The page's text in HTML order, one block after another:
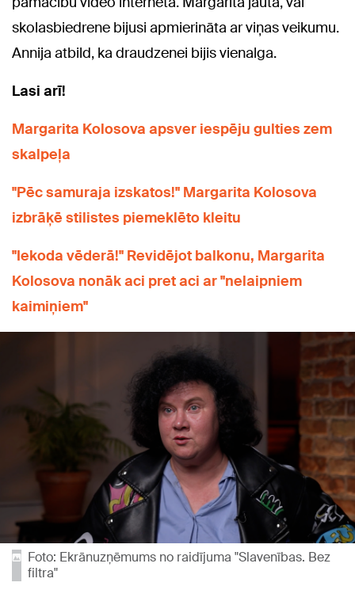
skolasbiedrene bijusi apmierināta ar viņas veikumu.
Annija atbild, ka draudzenei bijis vienalga.
Lasi arī!
Margarita Kolosova apsver iespēju gulties zem
skalpeļa
"Pēc samuraja izskatos!" Margarita Kolosova
izbrāķē stilistes piemeklēto kleitu
"Iekoda vēderā!" Revidējot balkonu, Margarita
Kolosova nonāk aci pret aci ar "nelaipniem
kaimiņiem"
Foto: Ekrānuzņēmums no raidījuma "Slavenības. Bez
filtra"